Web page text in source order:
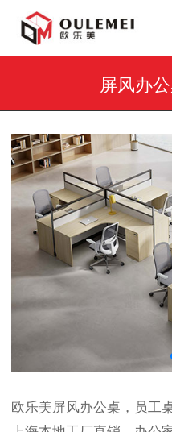
屏风办
欧乐美屏风办公桌，员工